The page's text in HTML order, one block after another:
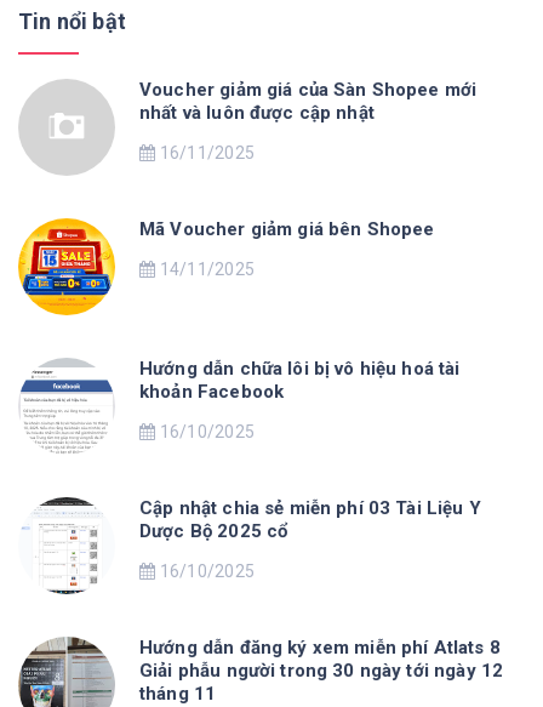
Tin nổi bật
Voucher giảm giá của Sàn Shopee mới
nhất và luôn được cập nhật
16/11/2025
Mã Voucher giảm giá bên Shopee
14/11/2025
Hướng dẫn chữa lôi bị vô hiệu hoá tài
khoản Facebook
16/10/2025
Cập nhật chia sẻ miễn phí 03 Tài Liệu Y
Dược Bộ 2025 cổ
16/10/2025
Hướng dẫn đăng ký xem miễn phí Atlats 8
Giải phẫu người trong 30 ngày tới ngày 12
tháng 11